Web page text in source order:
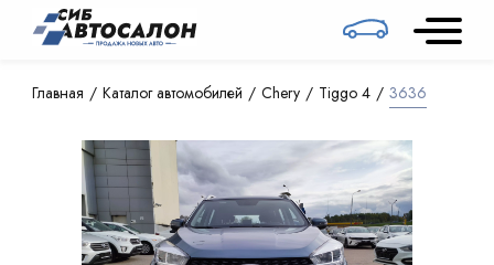
Главная Каталог автомобилей Chery Tiggo 4 3636